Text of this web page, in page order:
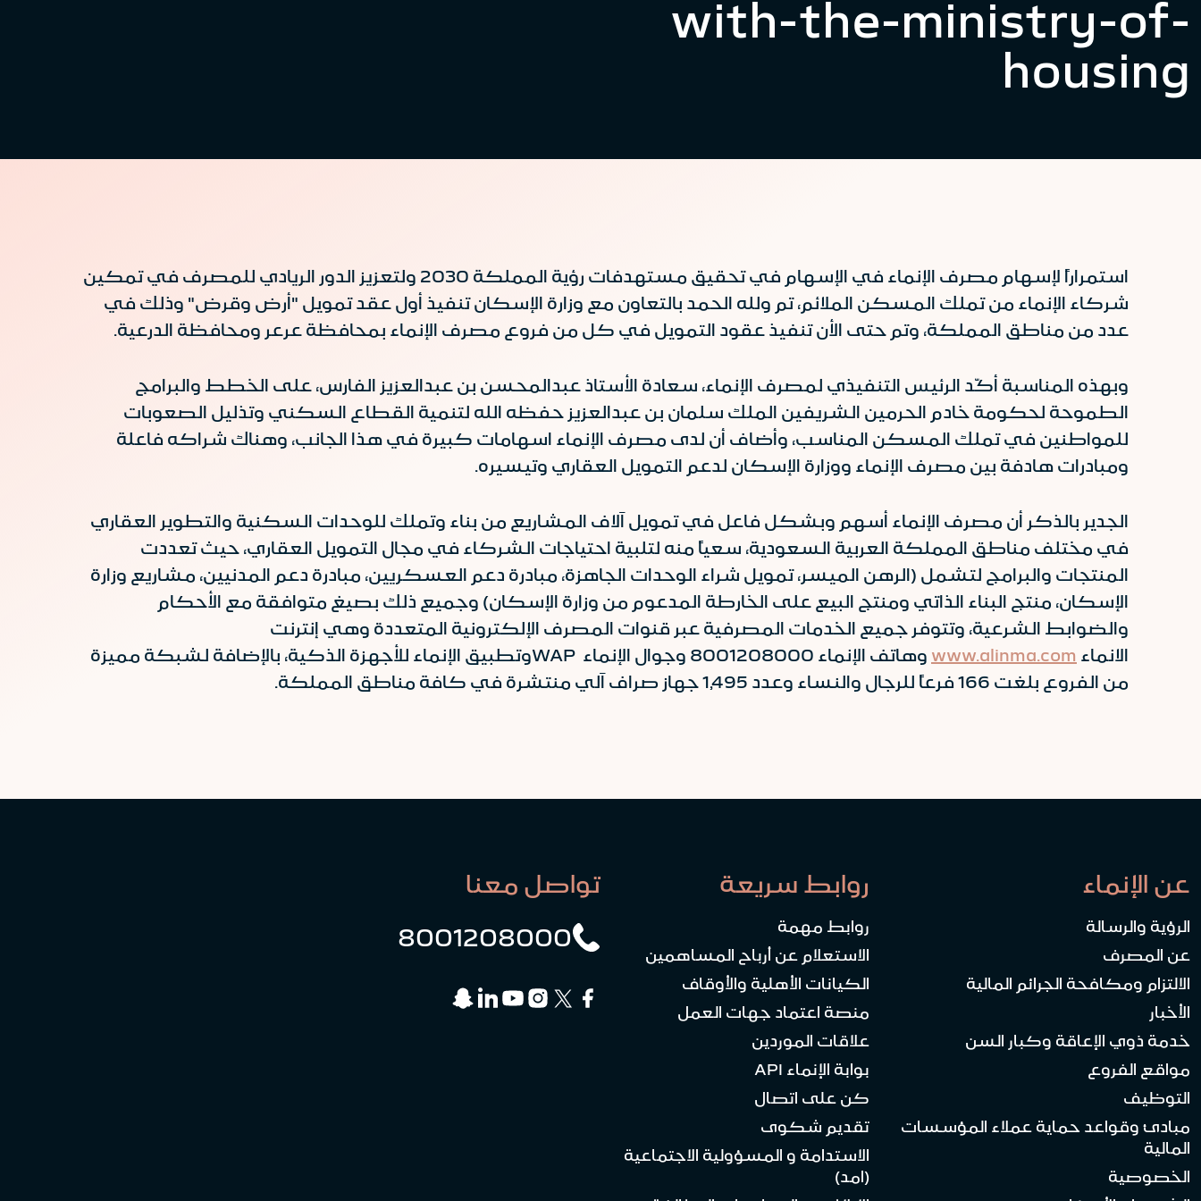
with-the-ministry-of-
housing
استمراراً لإسهام مصرف الإنماء في الإسهام في تحقيق مستهدفات رؤية المملكة 2030 ولتعزيز الدور الريادي للمصرف في تمكين
شركاء الإنماء من تملك المسكن الملائم، تم ولله الحمد بالتعاون مع وزارة الإسكان تنفيذ أول عقد تمويل "أرض وقرض" وذلك في
عدد من مناطق المملكة، وتم حتى الأن تنفيذ عقود التمويل في كل من فروع مصرف الإنماء بمحافظة عرعر ومحافظة الدرعية.
وبهذه المناسبة أكّد الرئيس التنفيذي لمصرف الإنماء، سعادة الأستاذ عبدالمحسن بن عبدالعزيز الفارس، على الخطط والبرامج
الطموحة لحكومة خادم الحرمين الشريفين الملك سلمان بن عبدالعزيز حفظه الله لتنمية القطاع السكني وتذليل الصعوبات
للمواطنين في تملك المسكن المناسب، وأضاف أن لدى مصرف الإنماء اسهامات كبيرة في هذا الجانب، وهناك شراكه فاعلة
ومبادرات هادفة بين مصرف الإنماء ووزارة الإسكان لدعم التمويل العقاري وتيسيره.
الجدير بالذكر أن مصرف الإنماء أسهم وبشكل فاعل في تمويل آلاف المشاريع من بناء وتملك للوحدات السكنية والتطوير العقاري
في مختلف مناطق المملكة العربية السعودية، سعياً منه لتلبية احتياجات الشركاء في مجال التمويل العقاري، حيث تعددت
المنتجات والبرامج لتشمل (الرهن الميسر، تمويل شراء الوحدات الجاهزة، مبادرة دعم العسكريين، مبادرة دعم المدنيين، مشاريع وزارة
الإسكان، منتج البناء الذاتي ومنتج البيع على الخارطة المدعوم من وزارة الإسكان) وجميع ذلك بصيغ متوافقة مع الأحكام
والضوابط الشرعية، وتتوفر جميع الخدمات المصرفية عبر قنوات المصرف الإلكترونية المتعددة وهي إنترنت
الانماء www.alinma.com
وهاتف الإنماء 8001208000 وجوال الإنماء WAPوتطبيق الإنماء للأجهزة الذكية، بالإضافة لشبكة مميزة
من الفروع بلغت 166 فرعاً للرجال والنساء وعدد 1,495 جهاز صراف آلي منتشرة في كافة مناطق المملكة.
عن الإنماء
الرؤية والرسالة
عن المصرف
الالتزام ومكافحة الجرائم المالية
الأخبار
خدمة ذوي الإعاقة وكبار السن
مواقع الفروع
التوظيف
مبادئ وقواعد حماية عملاء المؤسسات
المالية
الخصوصية
روابط سريعة
روابط مهمة
الاستعلام عن أرباح المساهمين
الكيانات الأهلية والأوقاف
منصة اعتماد جهات العمل
علاقات الموردين
بوابة الإنماء API
كن على اتصال
تقديم شكوى
الاستدامة و المسؤولية الاجتماعية
(امد)
تواصل معنا
8001208000